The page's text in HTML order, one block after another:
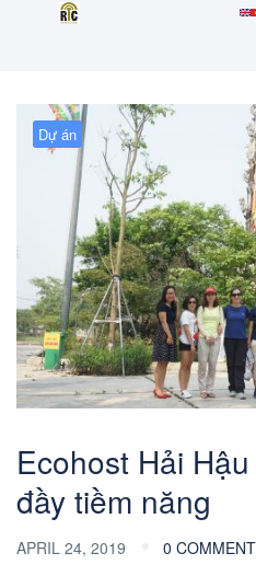
Dự án
Ecohost Hải
đầy tiềm năng
APRIL 24, 2019 0 COMMENT